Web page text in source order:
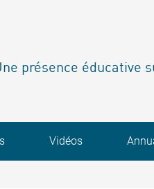
présence éducative
Vidéos